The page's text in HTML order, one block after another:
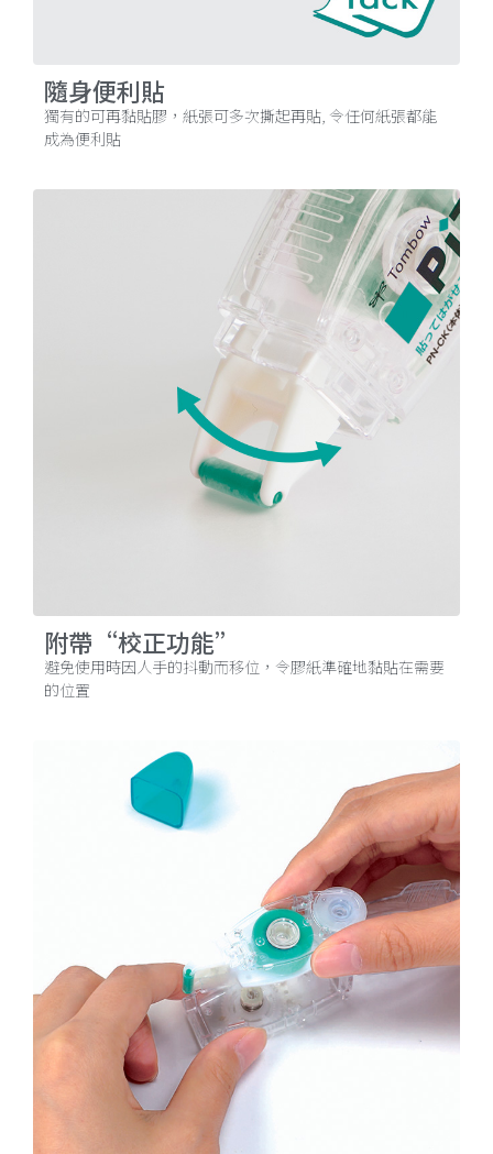
隨身便利貼
獨有的可再黏貼膠，紙張可多次撕起再貼, 令任何紙張都能
成為便利貼
附帶“校正功能”
避免使用時因人手的抖動而移位，令膠紙準確地黏貼在需要
的位置